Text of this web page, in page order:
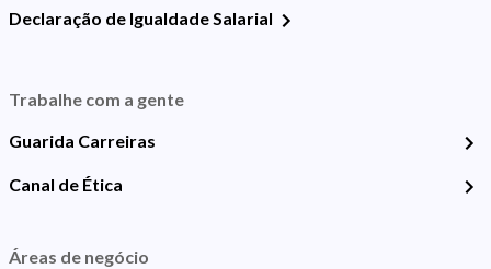
Declaração de Igualdade Salarial
Trabalhe com a gente
Guarida Carreiras
Canal de Ética
Áreas de negócio